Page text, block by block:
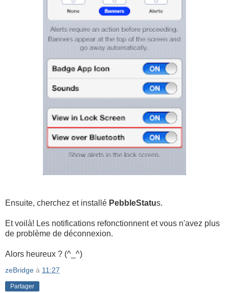
Ensuite, cherchez et installé PebbleStatus.
Et voilà! Les notifications refonctionnent et vous n'avez plus
de problème de déconnexion.
Alors heureux ? (^_^)
zeBridge à 11:27
Partager